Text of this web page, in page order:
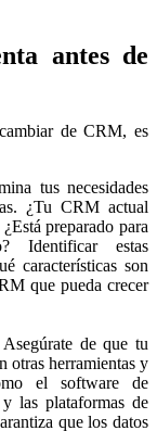
antes de
de CRM, es
tus necesidades
¿Tu CRM actual
preparado para
Identificar estas
características son
que pueda crecer
Asegúrate de que tu
otras herramientas y
el software de
las plataformas de
que los datos